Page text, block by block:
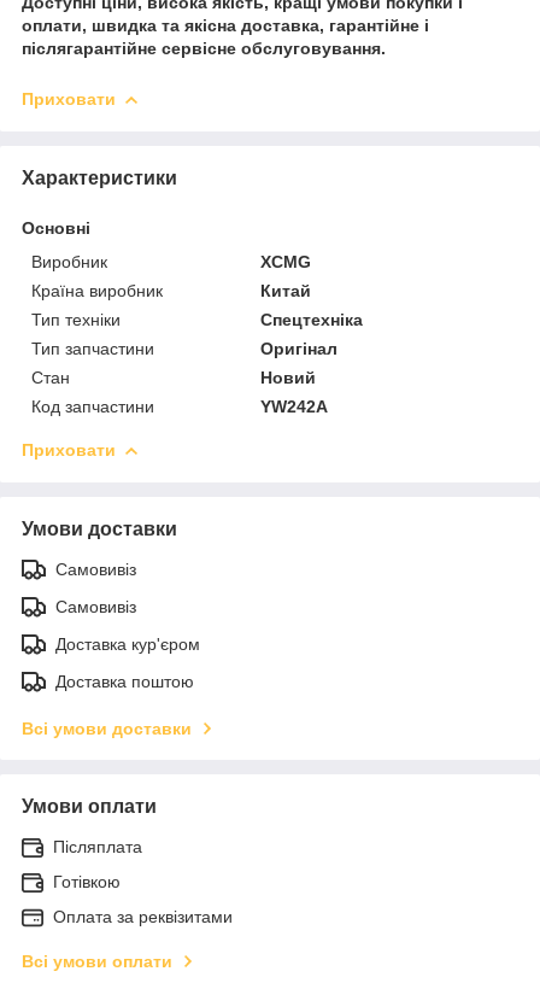
оплати, швидка та якісна доставка, гарантійне і
післягарантійне сервісне обслуговування.
Приховати
Характеристики
Основні
Виробник
XCMG
Країна виробник
Китай
Тип техніки
Спецтехніка
Тип запчастини
Оригінал
Стан
Новий
Код запчастини
YW242A
Приховати
Умови доставки
Самовивіз
Самовивіз
Доставка кур'єром
Доставка поштою
Всі умови доставки
Умови оплати
Післяплата
Готівкою
Оплата за реквізитами
Всі умови оплати